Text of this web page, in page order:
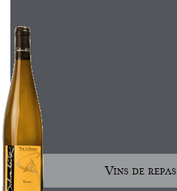
Vins de repas